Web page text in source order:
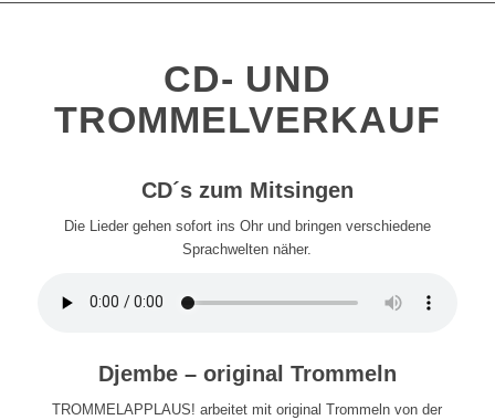
CD- UND
TROMMELVERKAUF
CD´s zum Mitsingen
Die Lieder gehen sofort ins Ohr und bringen verschiedene
Sprachwelten näher.
Djembe – original Trommeln
TROMMELAPPLAUS! arbeitet mit original Trommeln von der